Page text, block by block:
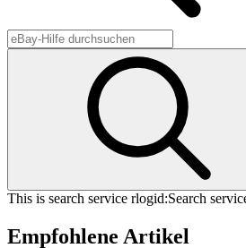
This is search service rlogid:Search
Empfohlene Artikel